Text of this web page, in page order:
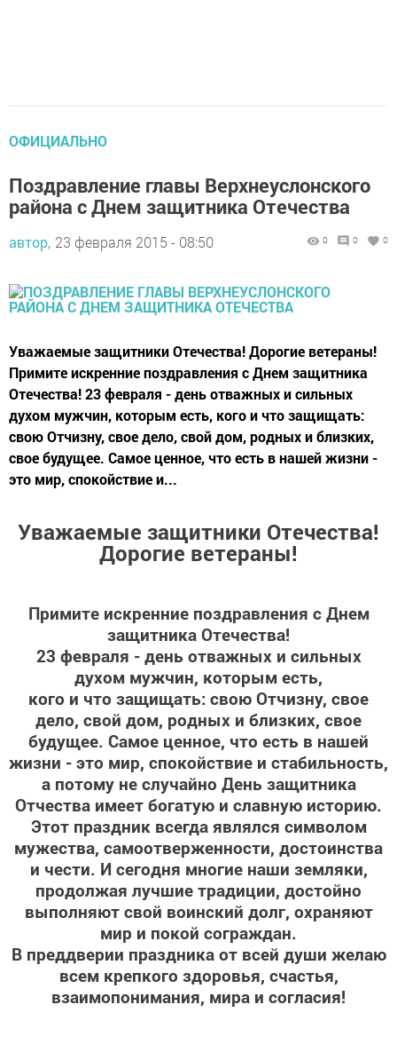
ОФИЦИАЛЬНО
Поздравление главы Верхнеуслонского
района с Днем защитника Отечества
автор, 23 февраля 2015 - 08:50 0 0 0
Уважаемые защитники Отечества! Дорогие ветераны!
Примите искренние поздравления с Днем защитника
Отечества! 23 февраля - день отважных и сильных
духом мужчин, которым есть, кого и что защищать:
свою Отчизну, свое дело, свой дом, родных и близких,
свое будущее. Самое ценное, что есть в нашей жизни -
это мир, спокойствие и...
Уважаемые защитники Отечества!
Дорогие ветераны!
Примите искренние поздравления с Днем
защитника Отечества!
23 февраля - день отважных и сильных
духом мужчин, которым есть,
кого и что защищать: свою Отчизну, свое
дело, свой дом, родных и близких, свое
будущее. Самое ценное, что есть в нашей
жизни - это мир, спокойствие и стабильность,
а потому не случайно День защитника
Отчества имеет богатую и славную историю.
Этот праздник всегда являлся символом
мужества, самоотверженности, достоинства
и чести. И сегодня многие наши земляки,
продолжая лучшие традиции, достойно
выполняют свой воинский долг, охраняют
мир и покой сограждан.
В преддверии праздника от всей души желаю
всем крепкого здоровья, счастья,
взаимопонимания, мира и согласия!